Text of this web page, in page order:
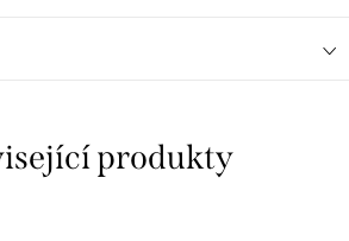
produkty